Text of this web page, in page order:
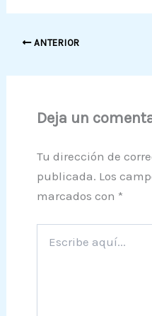
ANTERIOR
Deja un
Tu dirección de
publicada. Los
marcados con *
aquí...